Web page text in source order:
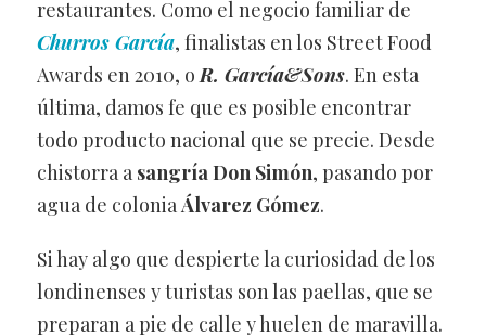
restaurantes. Como el negocio familiar de
Churros García, finalistas en los Street Food
Awards en 2010, oR. García&Sons. En esta
última, damos fe que es posible encontrar
todo producto nacional que se precie. Desde
chistorra a sangría Don Simón, pasando por
agua de coloniaÁlvarez Gómez.
Si hay algo que despierte la curiosidad de los
londinenses y turistas son las paellas, que se
preparan a pie de calle y huelen de maravilla.